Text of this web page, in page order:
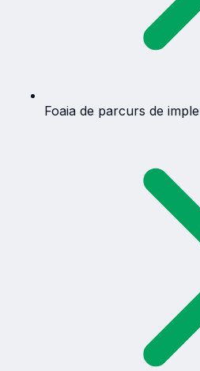
Foaia de parcurs de